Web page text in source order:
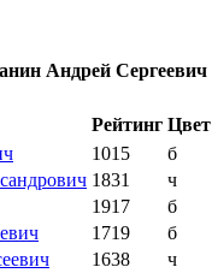
Андрей Сергеевич
Рейтинг Цвет
1015
б
1831
ч
1917
б
1719
б
1638
ч